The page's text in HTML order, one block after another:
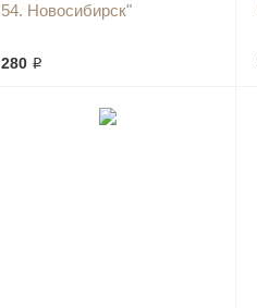
54. Новосибирск"
280 ₽